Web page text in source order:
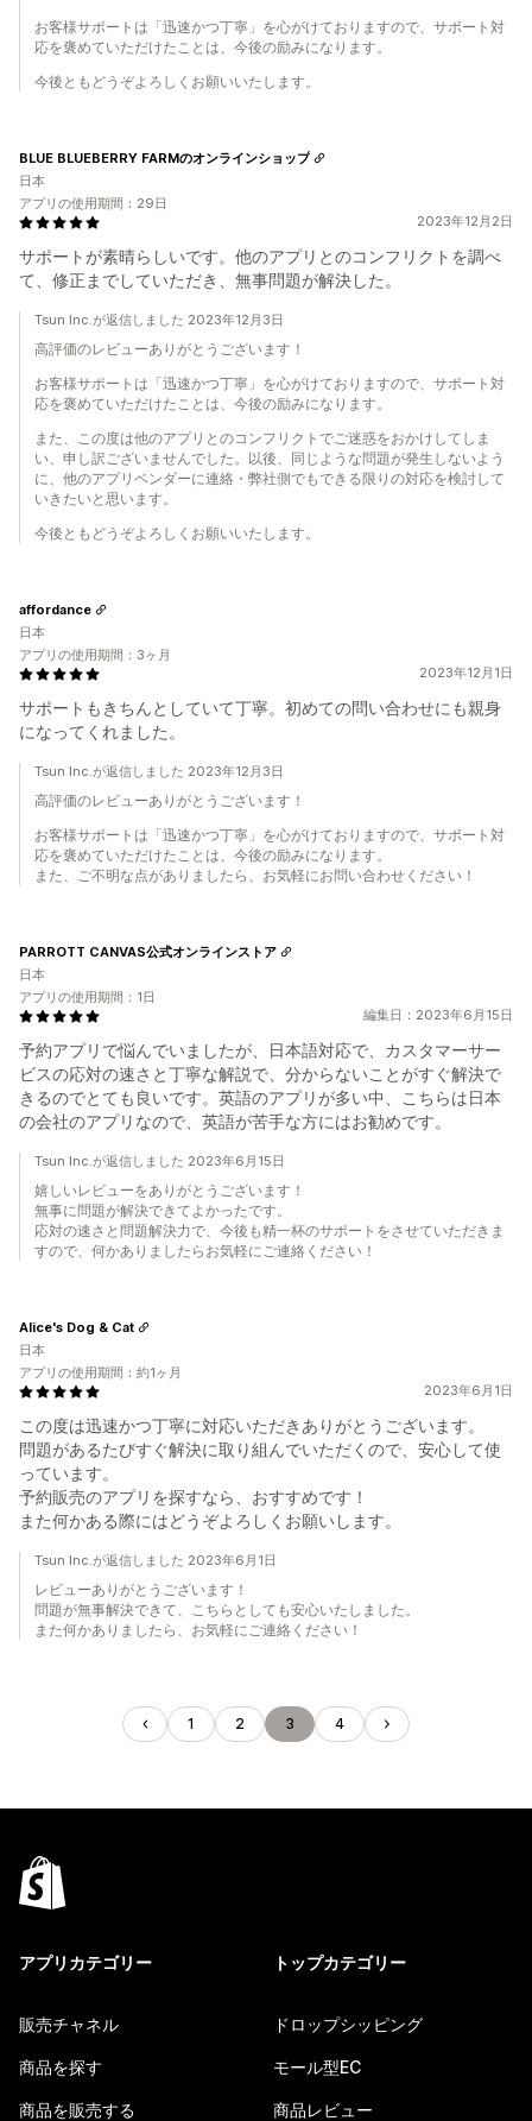
お客様サポートは「迅速かつ丁寧」を心がけておりますので、サポート対
応を褒めていただけたことは、今後の励みになります。
今後ともどうぞよろしくお願いいたします。
2023年12月2日
サポートが素晴らしいです。他のアプリとのコンフリクトを調べ
て、修正までしていただき、無事問題が解決した。
BLUE BLUEBERRY FARMのオンラインショップ
日本
アプリの使用期間：29日
Tsun Inc.が返信しました 2023年12月3日
高評価のレビューありがとうございます！
お客様サポートは「迅速かつ丁寧」を心がけておりますので、サポート対
応を褒めていただけたことは、今後の励みになります。
また、この度は他のアプリとのコンフリクトでご迷惑をおかけしてしま
い、申し訳ございませんでした。以後、同じような問題が発生しないよう
に、他のアプリベンダーに連絡・弊社側でもできる限りの対応を検討して
いきたいと思います。
今後ともどうぞよろしくお願いいたします。
2023年12月1日
サポートもきちんとしていて丁寧。初めての問い合わせにも親身
になってくれました。
affordance
日本
アプリの使用期間：3ヶ月
Tsun Inc.が返信しました 2023年12月3日
高評価のレビューありがとうございます！
お客様サポートは「迅速かつ丁寧」を心がけておりますので、サポート対
応を褒めていただけたことは、今後の励みになります。
また、ご不明な点がありましたら、お気軽にお問い合わせください！
編集日：2023年6月15日
予約アプリで悩んでいましたが、日本語対応で、カスタマーサー
ビスの応対の速さと丁寧な解説で、分からないことがすぐ解決で
きるのでとても良いです。英語のアプリが多い中、こちらは日本
の会社のアプリなので、英語が苦手な方にはお勧めです。
PARROTT CANVAS公式オンラインストア
日本
アプリの使用期間：1日
Tsun Inc.が返信しました 2023年6月15日
嬉しいレビューをありがとうございます！
無事に問題が解決できてよかったです。
応対の速さと問題解決力で、今後も精一杯のサポートをさせていただきま
すので、何かありましたらお気軽にご連絡ください！
2023年6月1日
この度は迅速かつ丁寧に対応いただきありがとうございます。
問題があるたびすぐ解決に取り組んでいただくので、安心して使
っています。
予約販売のアプリを探すなら、おすすめです！
また何かある際にはどうぞよろしくお願いします。
Alice's Dog & Cat
日本
アプリの使用期間：約1ヶ月
Tsun Inc.が返信しました 2023年6月1日
レビューありがとうございます！
問題が無事解決できて、こちらとしても安心いたしました。
また何かありましたら、お気軽にご連絡ください！
1 2 3 4
アプリカテゴリー
販売チャネル
商品を探す
商品を販売する
トップカテゴリー
ドロップシッピング
モール型EC
商品レビュー